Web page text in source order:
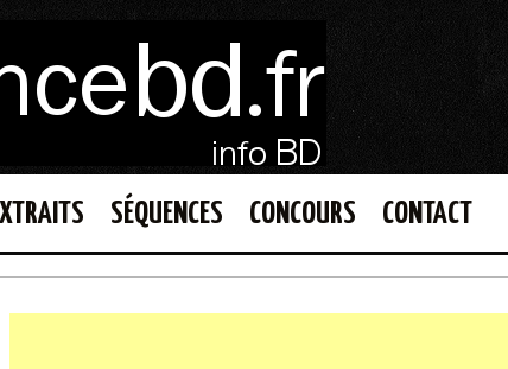
SÉQUENCES CONCOURS CONTACT